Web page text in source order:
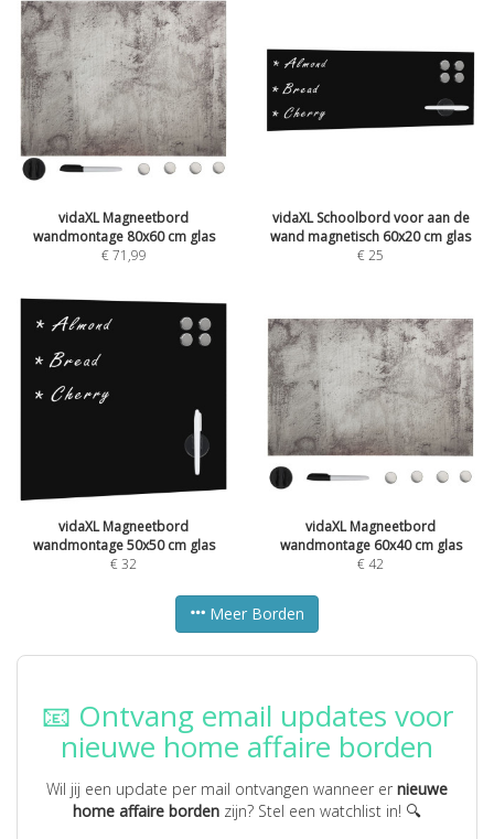
vidaXL Magneetbord
wandmontage 80x60 cm glas
€71,99
vidaXL Schoolbord voor aan de
wand magnetisch 60x20 cm glas
€25
vidaXL Magneetbord
wandmontage 50x50 cm glas
€32
vidaXL Magneetbord
wandmontage 60x40 cm glas
€42
Meer Borden
📧 Ontvang email updates voor
nieuwe home affaire borden
Wil jij een update per mail ontvangen wanneer er nieuwe
home affaire borden zijn? Stel een watchlist in! 🔍